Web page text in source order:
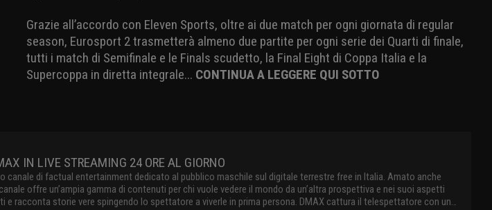
Grazie all’accordo con Eleven Sports, oltre ai due match per ogni giornata di regular
season, Eurosport 2 trasmetterà almeno due partite per ogni serie dei Quarti di finale,
tutti i match di Semifinale e le Finals scudetto, la Final Eight di Coppa Italia e la
Supercoppa in diretta integrale... CONTINUA A LEGGERE QUI SOTTO
GUARDA DMAX IN LIVE STREAMING 24 ORE AL GIORNO
DMAX è il primo canale di factual entertainment dedicato al pubblico maschile
sul digitale terrestre free in Italia. Amato anche dalle donne, il canale offre
un’ampia gamma di contenuti per chi vuole vedere il mondo da un’altra